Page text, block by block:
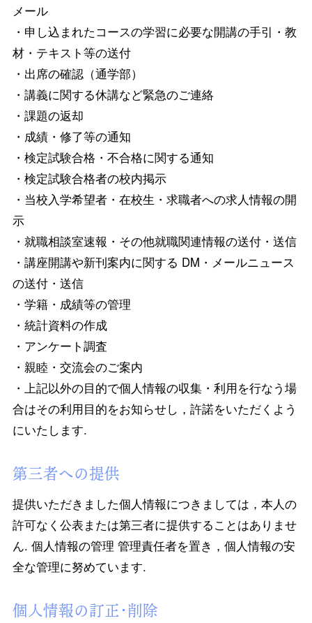
メール
・申し込まれたコースの学習に必要な開講の手引・教
材・テキスト等の送付
・出席の確認（通学部）
・講義に関する休講など緊急のご連絡
・課題の返却
・成績・修了等の通知
・検定試験合格・不合格に関する通知
・検定試験合格者の校内掲示
・当校入学希望者・在校生・求職者への求人情報の開
示
・就職相談室速報・その他就職関連情報の送付・送信
・講座開講や新刊案内に関する DM・メールニュース
の送付・送信
・学籍・成績等の管理
・統計資料の作成
・アンケート調査
・親睦・交流会のご案内
・上記以外の目的で個人情報の収集・利用を行なう場
合はその利用目的をお知らせし，許諾をいただくよう
にいたします.
第三者への提供
提供いただきました個人情報につきましては，本人の
許可なく公表または第三者に提供することはありませ
ん. 個人情報の管理 管理責任者を置き，個人情報の安
全な管理に努めています.
個人情報の訂正･削除